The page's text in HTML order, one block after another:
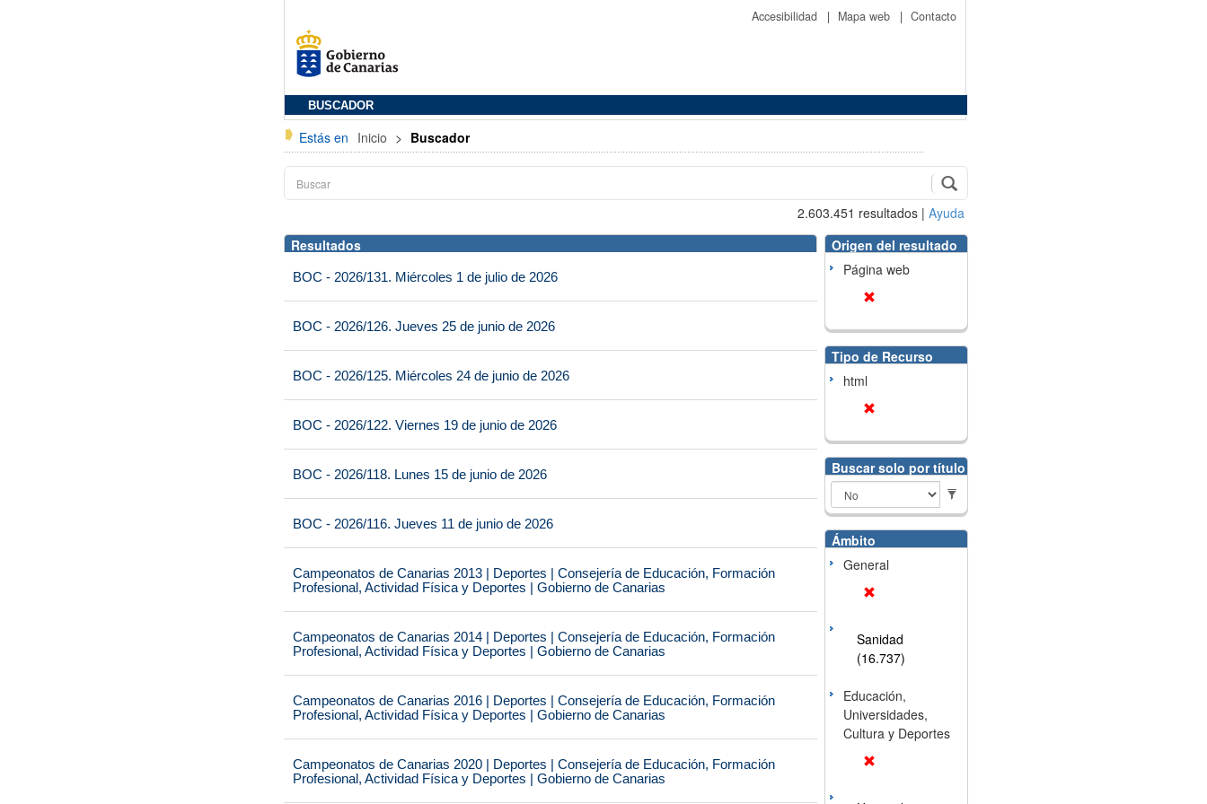
Accesibilidad | Mapa web | Contacto
BUSCADOR
Estás en Inicio > Buscador
2.603.451 resultados | Ayuda
Resultados
BOC - 2026/131. Miércoles 1 de julio de 2026
BOC - 2026/126. Jueves 25 de junio de 2026
BOC - 2026/125. Miércoles 24 de junio de 2026
BOC - 2026/122. Viernes 19 de junio de 2026
BOC - 2026/118. Lunes 15 de junio de 2026
BOC - 2026/116. Jueves 11 de junio de 2026
Campeonatos de Canarias 2013 | Deportes | Consejería de Educación, Formación
Profesional, Actividad Física y Deportes | Gobierno de Canarias
Campeonatos de Canarias 2014 | Deportes | Consejería de Educación, Formación
Profesional, Actividad Física y Deportes | Gobierno de Canarias
Campeonatos de Canarias 2016 | Deportes | Consejería de Educación, Formación
Profesional, Actividad Física y Deportes | Gobierno de Canarias
Campeonatos de Canarias 2020 | Deportes | Consejería de Educación, Formación
Profesional, Actividad Física y Deportes | Gobierno de Canarias
Origen del resultado
Página web
Tipo de Recurso
html
Buscar solo por título
Ámbito
General
Sanidad
(16.737)
Educación,
Universidades,
Cultura y Deportes